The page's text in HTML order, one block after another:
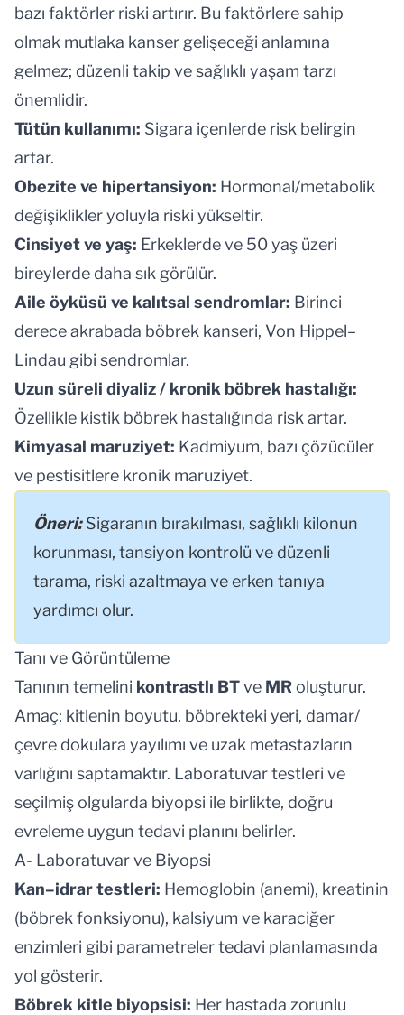
bazı faktörler riski artırır. Bu faktörlere sahip
olmak mutlaka kanser gelişeceği anlamına
gelmez; düzenli takip ve sağlıklı yaşam tarzı
önemlidir.
Tütün kullanımı: Sigara içenlerde risk belirgin
artar.
Obezite ve hipertansiyon: Hormonal/metabolik
değişiklikler yoluyla riski yükseltir.
Cinsiyet ve yaş: Erkeklerde ve 50 yaş üzeri
bireylerde daha sık görülür.
Aile öyküsü ve kalıtsal sendromlar: Birinci
derece akrabada böbrek kanseri, Von Hippel–
Lindau gibi sendromlar.
Uzun süreli diyaliz / kronik böbrek hastalığı:
Özellikle kistik böbrek hastalığında risk artar.
Kimyasal maruziyet: Kadmiyum, bazı çözücüler
ve pestisitlere kronik maruziyet.
Öneri: Sigaranın bırakılması, sağlıklı kilonun
korunması, tansiyon kontrolü ve düzenli
tarama, riski azaltmaya ve erken tanıya
yardımcı olur.
Tanı ve Görüntüleme
Tanının temelini kontrastlı BTve MRoluşturur.
Amaç; kitlenin boyutu, böbrekteki yeri, damar/
çevre dokulara yayılımı ve uzak metastazların
varlığını saptamaktır. Laboratuvar testleri ve
seçilmiş olgularda biyopsi ile birlikte, doğru
evreleme uygun tedavi planını belirler.
A- Laboratuvar ve Biyopsi
Kan–idrar testleri: Hemoglobin (anemi), kreatinin
(böbrek fonksiyonu), kalsiyum ve karaciğer
enzimleri gibi parametreler tedavi planlamasında
yol gösterir.
Böbrek kitle biyopsisi: Her hastada zorunlu